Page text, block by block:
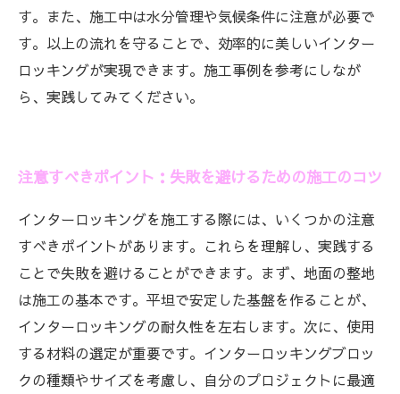
す。また、施工中は水分管理や気候条件に注意が必要で
す。以上の流れを守ることで、効率的に美しいインター
ロッキングが実現できます。施工事例を参考にしなが
ら、実践してみてください。
注意すべきポイント：失敗を避けるための施工のコツ
インターロッキングを施工する際には、いくつかの注意
すべきポイントがあります。これらを理解し、実践する
ことで失敗を避けることができます。まず、地面の整地
は施工の基本です。平坦で安定した基盤を作ることが、
インターロッキングの耐久性を左右します。次に、使用
する材料の選定が重要です。インターロッキングブロッ
クの種類やサイズを考慮し、自分のプロジェクトに最適